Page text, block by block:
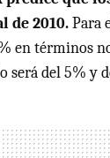
de 2010.Para
en términos
será del 5% y